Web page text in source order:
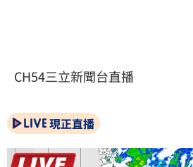
CH54三立新聞台直播
現正直播